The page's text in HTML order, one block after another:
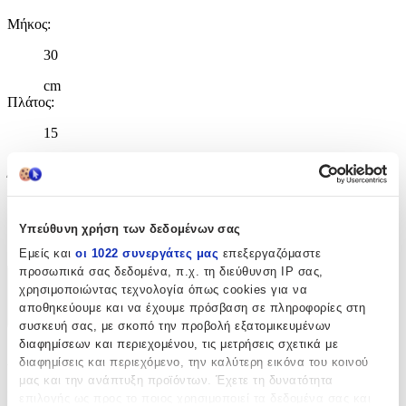
Υπεύθυνη χρήση των δεδομένων σας
Εμείς και οι 1022 συνεργάτες μας επεξεργαζόμαστε
προσωπικά σας δεδομένα, π.χ. τη διεύθυνση IP σας,
χρησιμοποιώντας τεχνολογία όπως cookies για να
αποθηκεύουμε και να έχουμε πρόσβαση σε πληροφορίες στη
συσκευή σας, με σκοπό την προβολή εξατομικευμένων
διαφημίσεων και περιεχομένου, τις μετρήσεις σχετικά με
διαφημίσεις και περιεχόμενο, την καλύτερη εικόνα του κοινού
μας και την ανάπτυξη προϊόντων. Έχετε τη δυνατότητα
Μήκος:
30
cm
Πλάτος:
15
Ύψος:
Χαρακτηριστικά
Χαρακτηριστικά